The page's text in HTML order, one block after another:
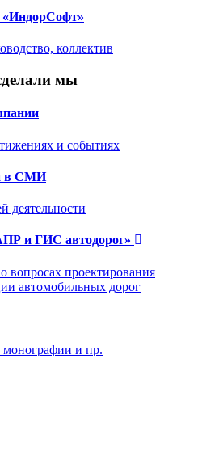
коллектив
мы
и событиях
в СМИ
деятельности
и ГИС автодорог»
вопросах проектирования
автомобильных дорог
монографии и пр.